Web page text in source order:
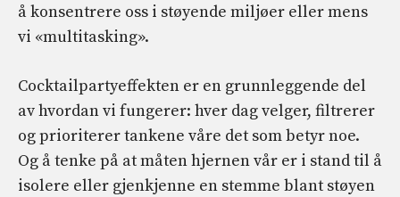
å konsentrere oss i støyende miljøer eller mens
vi «multitasking».
Cocktailpartyeffekten er en grunnleggende del
av hvordan vi fungerer: hver dag velger, filtrerer
og prioriterer tankene våre det som betyr noe.
Og å tenke på at måten hjernen vår er i stand til å
isolere eller gjenkjenne en stemme blant støyen